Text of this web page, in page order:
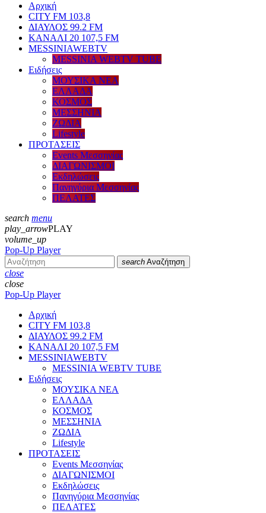
Αρχική
CITY FM 103,8
ΔΙΑΥΛΟΣ 99.2 FM
ΚΑΝΑΛΙ 20 107,5 FM
MESSINIAWEBTV
MESSINIA WEBTV TUBE
Eιδήσεις
ΜΟΥΣΙΚΑ ΝΕΑ
ΕΛΛΑΔΑ
ΚΟΣΜΟΣ
ΜΕΣΣΗΝΙΑ
ΖΩΔΙΑ
Lifestyle
ΠΡΟΤΑΣΕΙΣ
Events Μεσσηνίας
ΔΙΑΓΩΝΙΣΜΟΙ
Εκδηλώσεις
Πανηγύρια Μεσσηνίας
ΠΕΛΑΤΕΣ
search menu
play_arrowPLAY
volume_up
Pop-Up Player
search Αναζήτηση
close
close
Pop-Up Player
Αρχική
CITY FM 103,8
ΔΙΑΥΛΟΣ 99.2 FM
ΚΑΝΑΛΙ 20 107,5 FM
MESSINIAWEBTV
MESSINIA WEBTV TUBE
Eιδήσεις
ΜΟΥΣΙΚΑ ΝΕΑ
ΕΛΛΑΔΑ
ΚΟΣΜΟΣ
ΜΕΣΣΗΝΙΑ
ΖΩΔΙΑ
Lifestyle
ΠΡΟΤΑΣΕΙΣ
Events Μεσσηνίας
ΔΙΑΓΩΝΙΣΜΟΙ
Εκδηλώσεις
Πανηγύρια Μεσσηνίας
ΠΕΛΑΤΕΣ